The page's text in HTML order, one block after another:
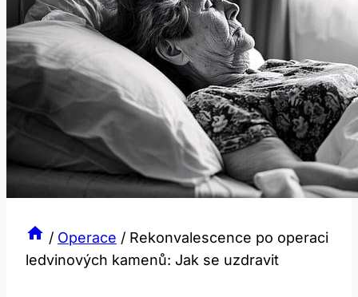
/ Operace / Rekonvalescence po operaci
ledvinových kamenů: Jak se uzdravit